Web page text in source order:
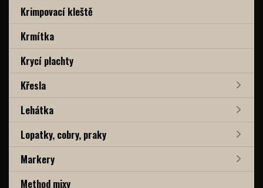
Krimpovací kleště
Krmítka
Krycí plachty
Křesla
Lehátka
Lopatky, cobry, praky
Markery
Method mixy